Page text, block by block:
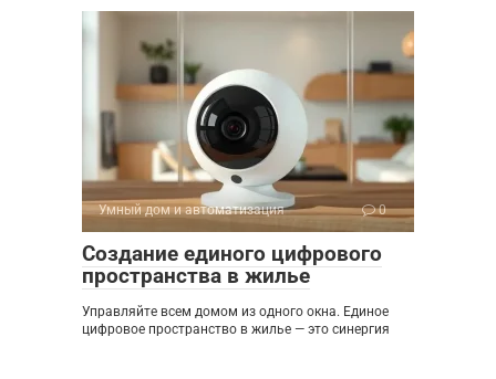
Умный дом и автоматизация 0
Создание единого цифрового
пространства в жилье
Управляйте всем домом из одного окна. Единое
цифровое пространство в жилье — это синергия